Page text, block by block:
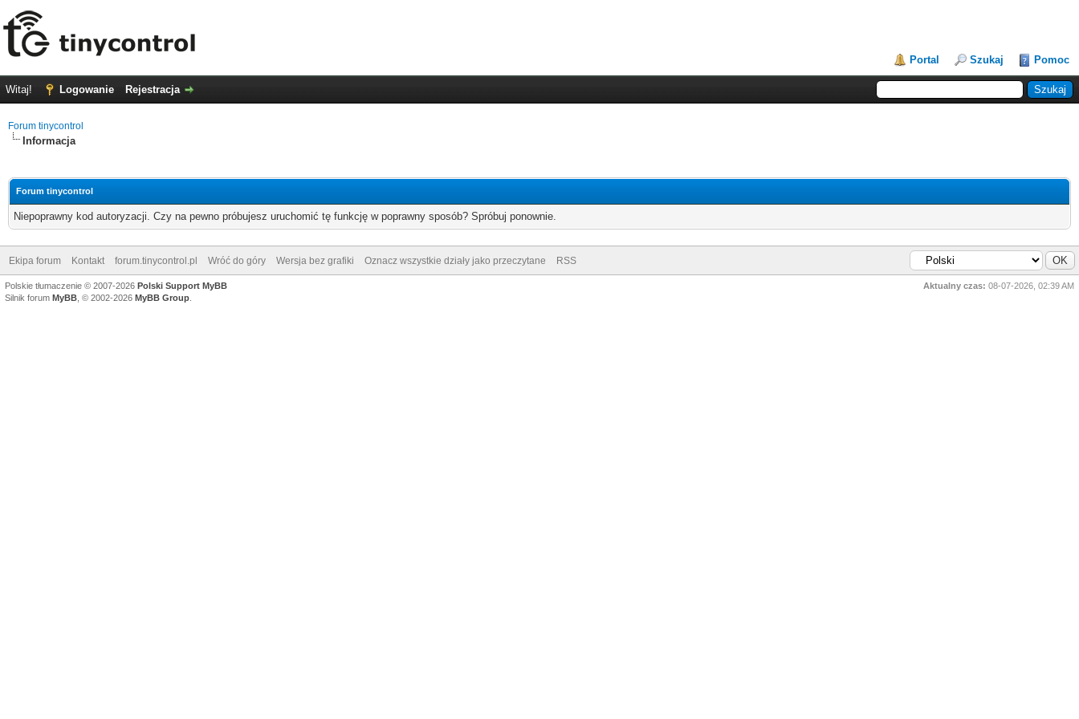
Portal Szukaj Pomoc
Witaj! Logowanie Rejestracja
Forum tinycontrol
Informacja
Forum tinycontrol
Niepoprawny kod autoryzacji. Czy na pewno próbujesz uruchomić tę funkcję w poprawny sposób? Spróbuj ponownie.
Ekipa forum Kontakt forum.tinycontrol.pl Wróć do góry Wersja bez grafiki Oznacz wszystkie działy jako przeczytane RSS
Aktualny czas: 08-07-2026, 02:39 AM
Polskie tłumaczenie © 2007-2026 Polski Support MyBB
Silnik forum MyBB , © 2002-2026 MyBB Group